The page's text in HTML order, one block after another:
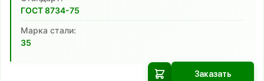
ГОСТ 8734-75
Марка стали:
35
Заказать